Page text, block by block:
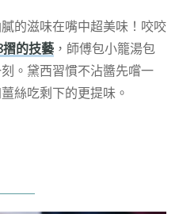
的滋味在嘴中超美味！咬咬
的技藝，師傅包小籠湯包
。黛西習慣不沾醬先嚐一
絲吃剩下的更提味。